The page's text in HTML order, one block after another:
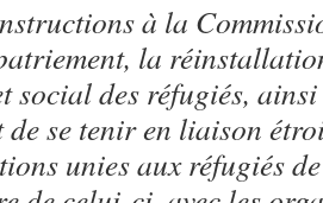
à la
la
social des réfugiés,
de se tenir en liaison
unies aux réfugiés